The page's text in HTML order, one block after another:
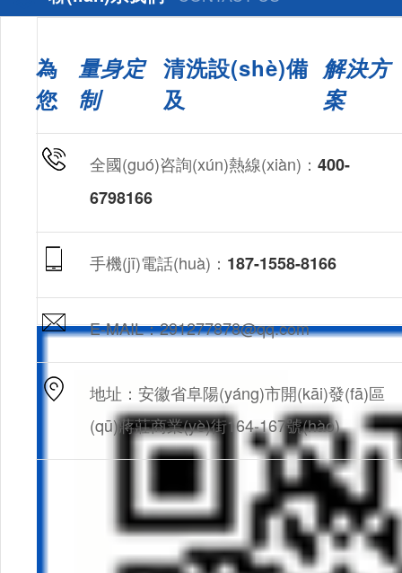
為
您
量身定
制
清洗設(shè)備
及
解決方
案
全國(guó)咨詢(xún)熱線(xiàn)： 400-
6798166
手機(jī)電話(huà)： 187-1558-8166
E-MAIL：291277878@qq.com
地址：安徽省阜陽(yáng)市開(kāi)發(fā)區
(qū)蔣莊商業(yè)街164-167號(hào)